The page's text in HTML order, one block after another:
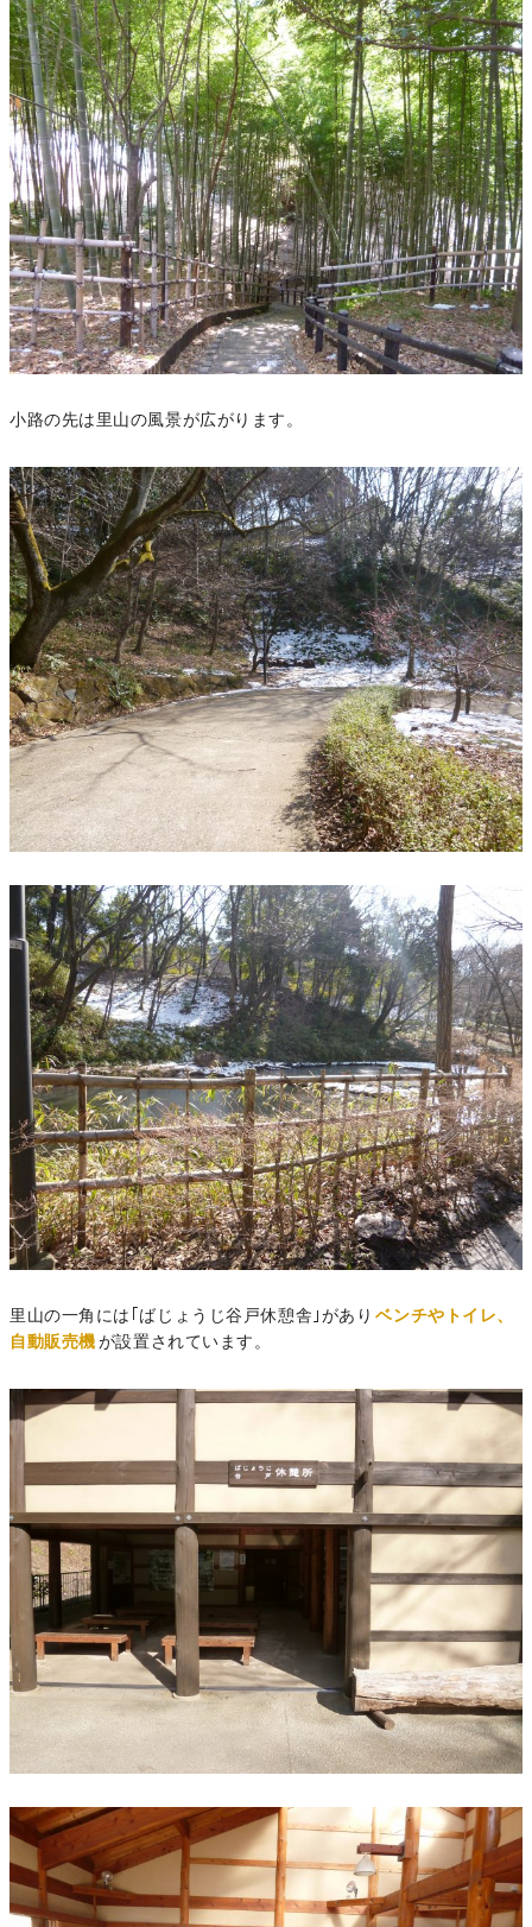
小路の先は里山の風景が広がります。
里山の一角には｢ばじょうじ谷戸休憩舎｣があり ベンチやトイレ、
自動販売機 が設置されています。